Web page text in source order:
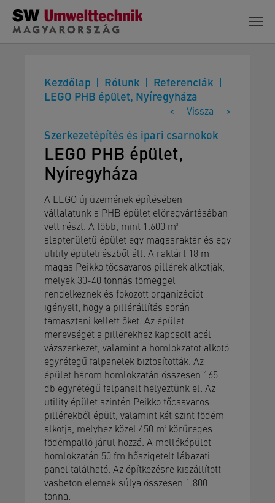
Skip to main content
Kezdőlap Rólunk
Referenciák
LEGO PHB épület, Nyíregyháza
< Vissza >
Szerkezetépítés és ipari csarnokok
LEGO PHB épület,
Nyíregyháza
A LEGO új üzemének építésében
vállalatunk a PHB épület előregyártásában
vett részt. A több, mint 1.600 m²
alapterületű épület egy magasraktár és egy
utility épületrészből áll. A raktárt 18 m
magas Peikko tőcsavaros pillérek alkotják,
melyek 30-40 tonnás tömeggel
rendelkeznek és fokozott organizációt
igényelt, hogy a pillérállítás során
támasztani kellett őket. Az épület
merevségét a pillérekhez kapcsolt acél
vázszerkezet, valamint a homlokzatot alkotó
egyrétegű falpanelek biztosították. Az
épület három homlokzatán összesen 165
db egyrétégű falpanelt helyeztünk el. Az
utility épület szintén Peikko tőcsavaros
pillérekből épült, valamint két szint födém
alkotja, melyhez közel 450 m² körüreges
födémpalló járul hozzá. A melléképület
homlokzatán 50 fm hőszigetelt lábazati
panel található. Az építkezésre kiszállított
vasbeton elemek súlya összesen 1.800
tonna.